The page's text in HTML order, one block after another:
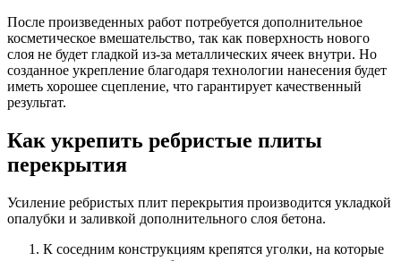
После произведенных работ потребуется дополнительное
косметическое вмешательство, так как поверхность нового
слоя не будет гладкой из-за металлических ячеек внутри. Но
созданное укрепление благодаря технологии нанесения будет
иметь хорошее сцепление, что гарантирует качественный
результат.
Как укрепить ребристые плиты
перекрытия
Усиление ребристых плит перекрытия производится укладкой
опалубки и заливкой дополнительного слоя бетона.
К соседним конструкциям крепятся уголки, на которые